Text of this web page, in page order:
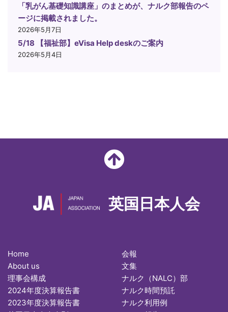
「乳がん基礎知識講座」のまとめが、ナルク部報告のペ
ージに掲載されました。
2026年5月7日
5/18 【福祉部】eVisa Help deskのご案内
2026年5月4日
英国日本人会
Home
About us
理事会構成
2024年度決算報告書
2023年度決算報告書
会報
文集
ナルク（NALC）部
ナルク時間預託
ナルク利用例